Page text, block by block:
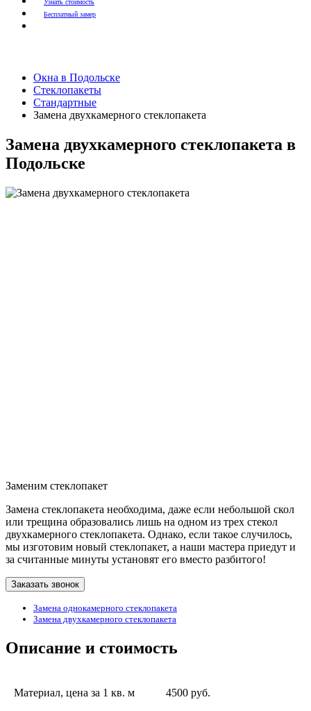
Узнать стоимость
Бесплатный замер
Окна в Подольске
Стеклопакеты
Стандартные
Замена двухкамерного стеклопакета
Замена двухкамерного стеклопакета в
Подольске
Заменим стеклопакет
Замена стеклопакета необходима, даже если небольшой скол
или трещина образовались лишь на одном из трех стекол
двухкамерного стеклопакета. Однако, если такое случилось,
мы изготовим новый стеклопакет, а наши мастера приедут и
за считанные минуты установят его вместо разбитого!
Заказать звонок
Замена однокамерного стеклопакета
Замена двухкамерного стеклопакета
Описание и стоимость
Материал, цена за 1 кв. м 4500 руб.